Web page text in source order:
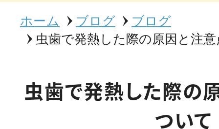
ホーム ブログ
ブログ
虫歯で発熱した際の原因と注
虫歯で発熱した際の
ついて